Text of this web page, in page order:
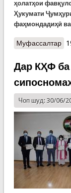
ҳолатҳои
Ҳукумати
фаҳмондадиҳӣ
Муфассалтаро
Дар КҲФ
Чоп шуд: 30/06/